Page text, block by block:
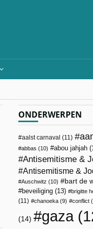
ONDERWERPEN
aalst carnaval (11)
abbas (10) abou jahjah
Antisemitisme &
Antisemitisme &
Auschwitz (10) bart de
beveiliging (13) brigitte
(11)
chanoeka (9) conflict
(14) gaza